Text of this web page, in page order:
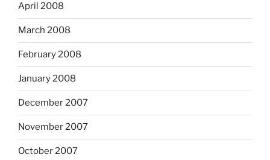
April 2008
March 2008
February 2008
January 2008
December 2007
November 2007
October 2007